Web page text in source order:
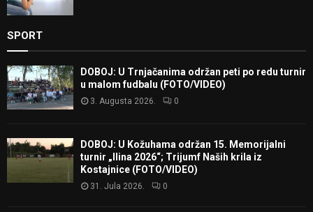
SPORT
DOBOJ: U Trnjačanima održan peti po redu turnir
u malom fudbalu (FOTO/VIDEO)
3. Augusta 2026. 0
DOBOJ: U Kožuhama održan 15. Memorijalni
turnir „Ilina 2026“; Trijumf Naših krila iz
Kostajnice (FOTO/VIDEO)
31. Jula 2026. 0